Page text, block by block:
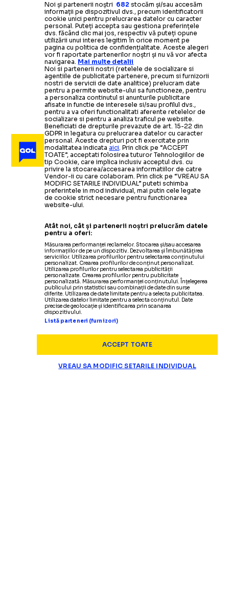
Noi și partenerii noștri 682 stocăm și/sau accesăm
informații pe dispozitivul dvs., precum identificatorii
cookie unici pentru prelucrarea datelor cu caracter
personal. Puteți accepta sau gestiona preferințele
dvs. făcând clic mai jos, respectiv vă puteți opune
utilizării unui interes legitim în orice moment pe
pagina cu politica de confidențialitate. Aceste alegeri
vor fi raportate partenerilor noștri și nu vă vor afecta
navigarea. Mai multe detalii
Noi si partenerii nostri (retelele de socializare si
agentiile de publicitate partenere, precum si furnizorii
nostri de servicii de date analitice) prelucram date
pentru a permite website-ului sa functioneze, pentru
a personaliza continutul si anunturile publicitare
afisate in functie de interesele si/sau profilul dvs.,
pentru a va oferi functionalitati aferente retelelor de
socializare si pentru a analiza traficul pe website.
Beneficiati de drepturile prevazute de art. 15-22 din
GDPR in legatura cu prelucrarea datelor cu caracter
personal. Aceste drepturi pot fi exercitate prin
modalitatea indicataaici. Prin click pe “ACCEPT
TOATE”, acceptati folosirea tuturor Tehnologiilor de
tip Cookie, care implica inclusiv acceptul dvs. cu
privire la stocarea/accesarea informatiilor de catre
Vendor-ii cu care colaboram. Prin click pe “VREAU SA
MODIFIC SETARILE INDIVIDUAL” puteti schimba
preferintele in mod individual, mai putin cele legate
de cookie strict necesare pentru functionarea
website-ului.
Atât noi, cât și partenerii noștri prelucrăm datele
pentru a oferi:
Măsurarea performanței reclamelor. Stocarea și/sau accesarea
informațiilor de pe un dispozitiv. Dezvoltarea și îmbunătățirea
serviciilor. Utilizarea profilurilor pentru selectarea conținutului
personalizat. Crearea profilurilor de conținut personalizat.
Utilizarea profilurilor pentru selectarea publicității
personalizate. Crearea profilurilor pentru publicitate
personalizată. Măsurarea performanței conținutului. Înțelegerea
publicului prin statistici sau combinații de date din surse
diferite. Utilizarea de date limitate pentru a selecta publicitatea.
Utilizarea datelor limitate pentru a selecta conținutul. Date
precise de geolocație și identificarea prin scanarea
dispozitivului.
Listă parteneri (furnizori)
ACCEPT TOATE
VREAU SA MODIFIC SETARILE INDIVIDUAL